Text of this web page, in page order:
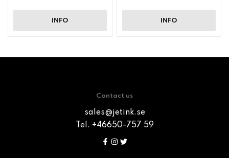
INFO INFO
Contact us
sales@jetink.se
Tel. +46650-757 59